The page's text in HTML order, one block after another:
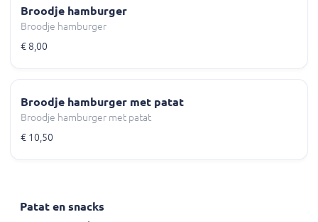
Broodje hamburger
Broodje hamburger
€ 8,00
Broodje hamburger met patat
Broodje hamburger met patat
€ 10,50
Patat en snacks